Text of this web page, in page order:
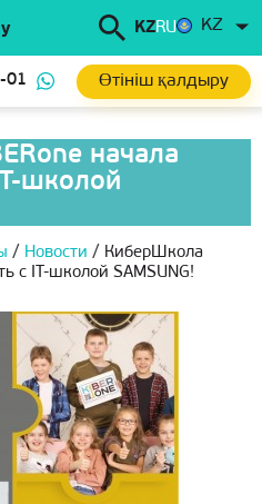
KZRU KZ
01 Өтініш қалдыру
начала
школой
/ Новости / КиберШкола
с IT-школой SAMSUNG!